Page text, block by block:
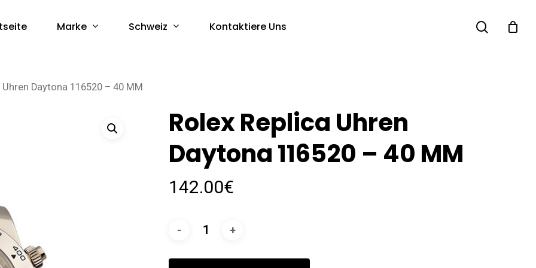
Marke Schweiz Kontaktiere Uns search
Daytona 116520 – 40 MM
Rolex Replica Uhren
Daytona 116520 – 40 MM
142.00€